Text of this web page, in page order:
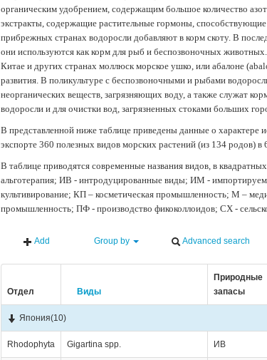
органическим удобрением, содержащим большое количество
экстракты, содержащие растительные гормоны,
прибрежных странах водоросли добавляют в корм скоту. В
они используются как корм для рыб и беспозвоночных
Китае и других странах моллюск морское ушко, или абалоне
развития. В поликультуре с беспозвоночными и рыбами
неорганических веществ, загрязняющих воду, а также служат
водоросли и для очистки вод, загрязненных стоками больших
В представленной ниже таблице приведены данные о характере
экспорте 360 полезных видов морских растений (из 134 родов) в
В таблице приводятся современные названия видов, в
альготерапия; ИВ - интродуцированные виды; ИМ -
культивирование; КП – косметическая промышленность; М –
промышленность; ПФ - производство фикоколлоидов; СХ -
Add Group by Advanced search
Отдел Виды
Природные
запасы
Япония(10)
Rhodophyta Gigartina spp. ИВ